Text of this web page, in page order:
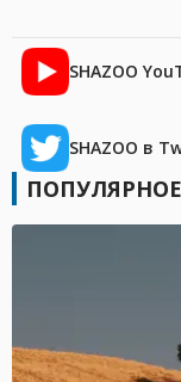
SHAZOO
SHAZOO в